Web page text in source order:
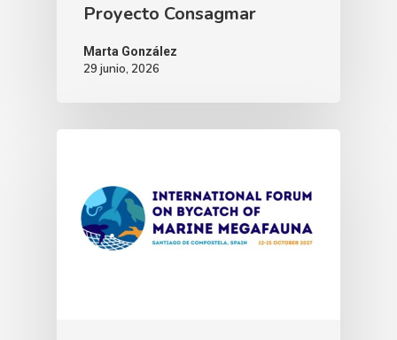
Proyecto Consagmar
Marta González
29 junio, 2026